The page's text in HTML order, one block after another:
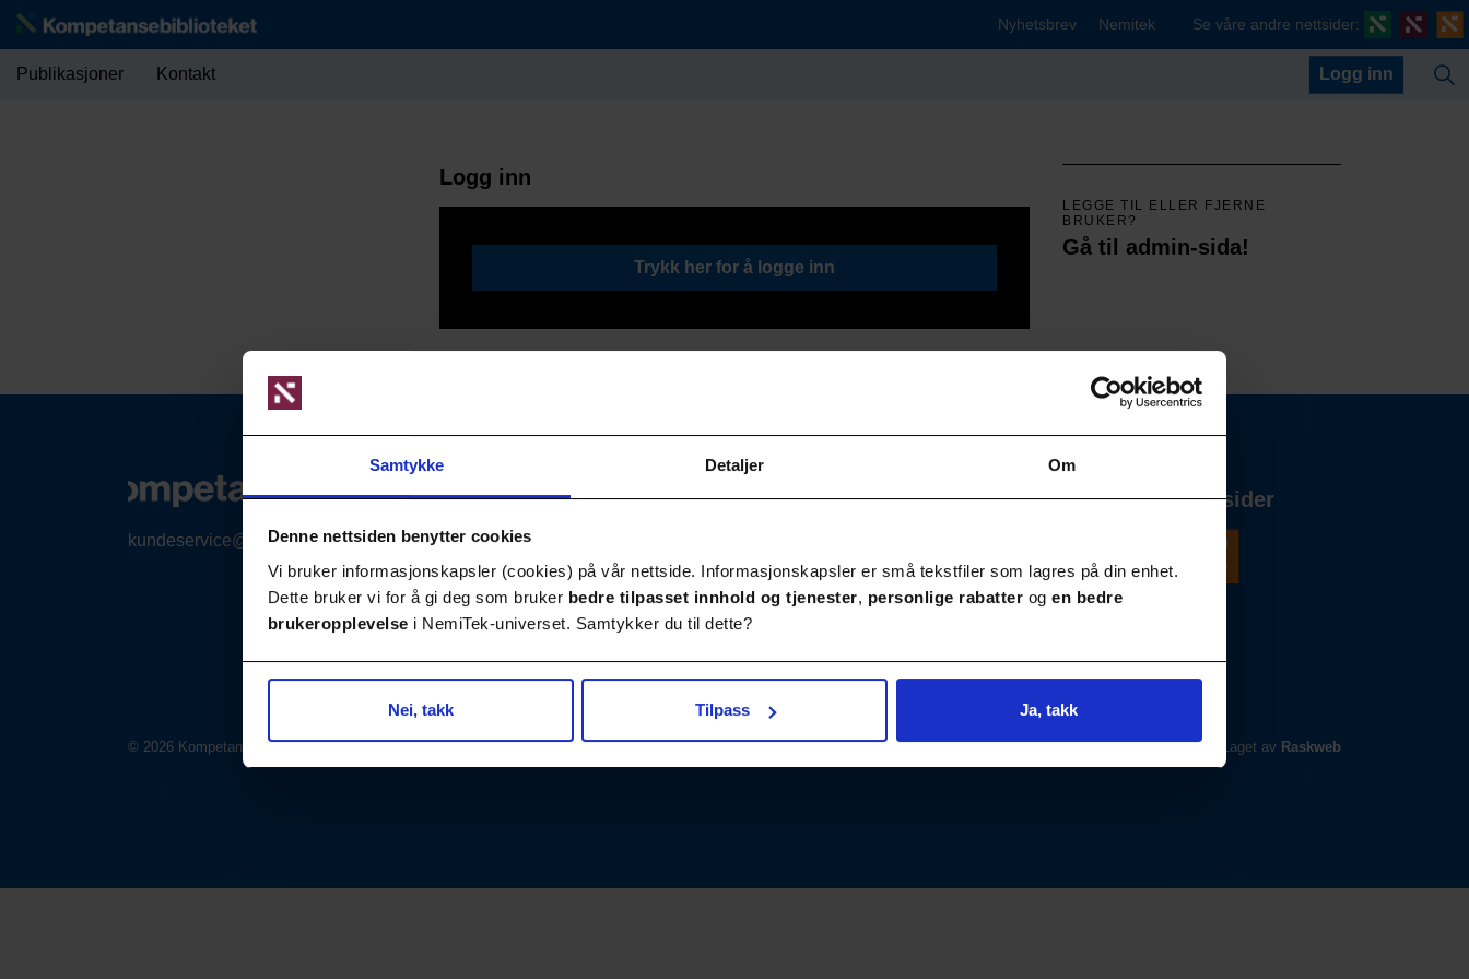
Samtykke Detaljer Om
Denne nettsiden benytter cookies
Vi bruker informasjonskapsler (cookies) på vår nettside. Informasjonskapsler er små tekstfiler som lagres på din enhet.
Dette bruker vi for å gi deg som bruker bedre tilpasset innhold og tjenester, personlige rabatter og en bedre
brukeropplevelse i NemiTek-universet. Samtykker du til dette?
Nei, takk Tilpass Ja, takk
Publikasjoner Kontakt
Nyhetsbrev Nemitek Se våre andre nettsider:
Logg inn
Logg inn
Trykk her for å logge inn
LEGGE TIL ELLER FJERNE
BRUKER?
Gå til admin-sida!
kundeservice@nemitek.no
Søk / Viktige lenker
Publikasjoner Kontakt
Våre andre nettsider
© 2026 Kompetansebiblioteket Laget av Raskweb